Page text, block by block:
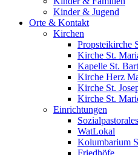
Kinder & Jugend
Orte & Kontakt
Kirchen
Propsteikirche
Kirche St.
Kapelle St.
Kirche Herz
Kirche St.
Kirche St.
Einrichtungen
WatLokal
Kolumbarium
Friedhöfe